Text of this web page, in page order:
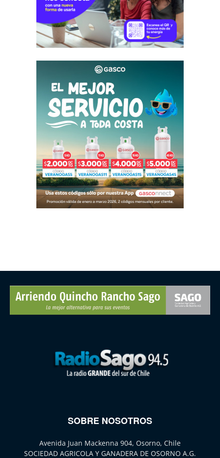
SOBRE NOSOTROS
Avenida Juan Mackenna 904, Osorno, Chile
SOCIEDAD AGRICOLA Y GANADERA DE OSORNO A.G.